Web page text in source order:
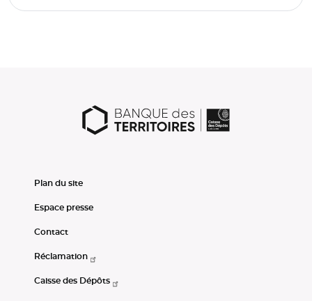
Plan du site
Espace presse
Contact
Réclamation
Caisse des Dépôts